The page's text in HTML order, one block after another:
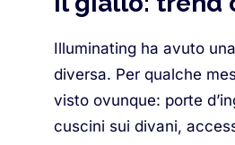
Illuminating ha avuto
diversa. Per qualche
visto ovunque: porte
cuscini sui divani,